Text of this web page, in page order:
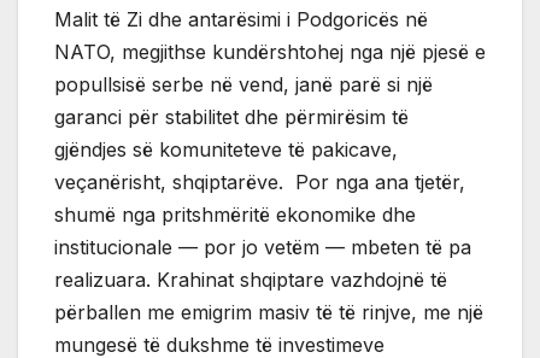
Malit të Zi dhe antarësimi i Podgoricës në
NATO, megjithse kundërshtohej nga një pjesë e
popullsisë serbe në vend, janë parë si një
garanci për stabilitet dhe përmirësim të
gjëndjes së komuniteteve të pakicave,
veçanërisht, shqiptarëve. Por nga ana tjetër,
shumë nga pritshmëritë ekonomike dhe
institucionale — por jo vetëm — mbeten të pa
realizuara. Krahinat shqiptare vazhdojnë të
përballen me emigrim masiv të të rinjve, me një
mungesë të dukshme të investimeve